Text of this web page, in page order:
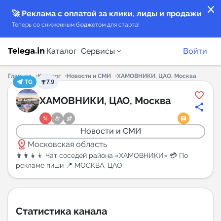
close
🚀 Реклама с оплатой за клики, лиды и продажи
Теперь со сниженным бюджетом для старта!
Каталог Сервисы
Каталог каналов
Каталог ботов
Горящие предложения
Индекс читаемости каналов в Telegram
New
New
Войти
Главная Каталог Новости и СМИ
ХАМОВНИКИ, ЦАО, Москва
TG
7.9
ХАМОВНИКИ, ЦАО, Москва
Новости и СМИ
distance Московская область
👨‍👩‍👧‍👦 Чат соседей района «ХАМОВНИКИ» 💳 По
рекламе пиши 📍 МОСКВА, ЦАО
Статистика канала